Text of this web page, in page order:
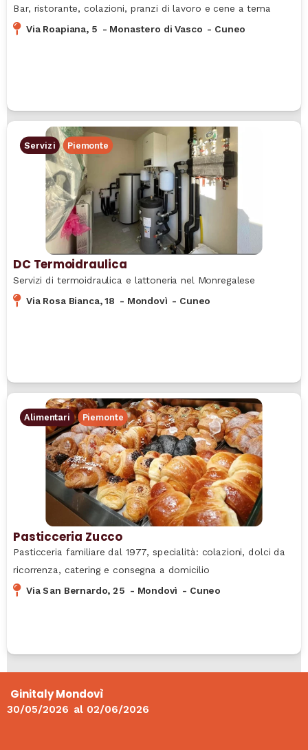
Bar, ristorante, colazioni, pranzi di lavoro e cene a tema
Via Roapiana, 5 - Monastero di Vasco - Cuneo
Servizi Piemonte
DC Termoidraulica
Servizi di termoidraulica e lattoneria nel Monregalese
Via Rosa Bianca, 18 - Mondovì - Cuneo
Alimentari Piemonte
Pasticceria Zucco
Pasticceria familiare dal 1977, specialità: colazioni, dolci da
ricorrenza, catering e consegna a domicilio
Via San Bernardo, 25 - Mondovì - Cuneo
Ginitaly Mondovì
30/05/2026 al 02/06/2026